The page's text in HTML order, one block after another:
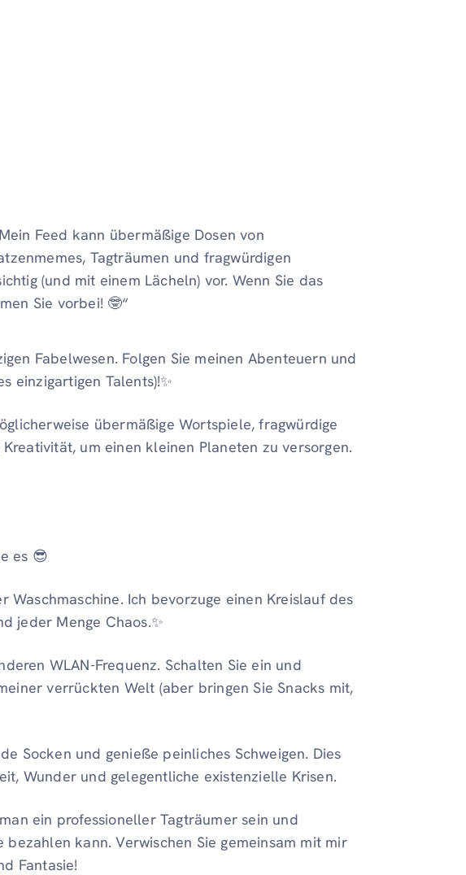
Feed kann übermäßige Dosen von
Tagträumen und fragwürdigen
(und mit einem Lächeln) vor. Wenn Sie das
Sie vorbei! 🤓“
Fabelwesen. Folgen Sie meinen Abenteuern und
einzigartigen Talents)!✨
übermäßige Wortspiele, fragwürdige
um einen kleinen Planeten zu versorgen.
es 😎
Waschmaschine. Ich bevorzuge einen Kreislauf des
jeder Menge Chaos.️✨
WLAN-Frequenz. Schalten Sie ein und
verrückten Welt (aber bringen Sie Snacks mit,
Socken und genieße peinliches Schweigen. Dies
Wunder und gelegentliche existenzielle Krisen.
ein professioneller Tagträumer sein und
kann. Verwischen Sie gemeinsam mit mir
Fantasie!